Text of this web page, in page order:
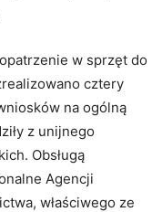
w sprzęt do
cztery
na ogólną
z unijnego
Obsługą
Agencji
właściwego ze